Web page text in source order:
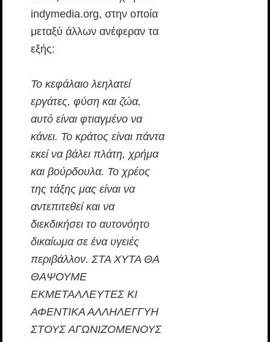
indymedia.org, στην οποία
μεταξύ άλλων ανέφεραν τα
εξής:
Το κεφάλαιο λεηλατεί
εργάτες, φύση και ζώα,
αυτό είναι φτιαγμένο να
κάνει. Το κράτος είναι πάντα
εκεί να βάλει πλάτη, χρήμα
και βούρδουλα. Το χρέος
της τάξης μας είναι να
αντεπιτεθεί και να
διεκδικήσει το αυτονόητο
δικαίωμα σε ένα υγειές
περιβάλλον. ΣΤΑ ΧΥΤΑ ΘΑ
ΘΑΨΟΥΜΕ
ΕΚΜΕΤΑΛΛΕΥΤΕΣ ΚΙ
ΑΦΕΝΤΙΚΑ ΑΛΛΗΛΕΓΓΥΗ
ΣΤΟΥΣ ΑΓΩΝΙΖΟΜΕΝΟΥΣ